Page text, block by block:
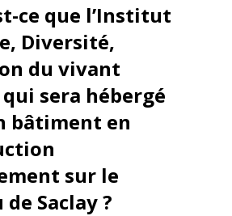
ce que l’Institut
Diversité,
du vivant
qui sera hébergé
bâtiment en
sur le
Saclay ?